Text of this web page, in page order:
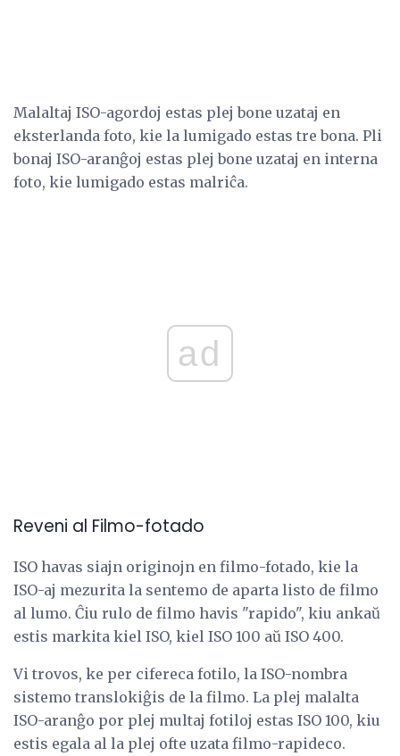
Malaltaj ISO-agordoj estas plej bone uzataj en
eksterlanda foto, kie la lumigado estas tre bona. Pli
bonaj ISO-aranĝoj estas plej bone uzataj en interna
foto, kie lumigado estas malriĉa.
ad
Reveni al Filmo-fotado
ISO havas siajn originojn en filmo-fotado, kie la
ISO-aj mezurita la sentemo de aparta listo de filmo
al lumo. Ĉiu rulo de filmo havis "rapido", kiu ankaŭ
estis markita kiel ISO, kiel ISO 100 aŭ ISO 400.
Vi trovos, ke per cifereca fotilo, la ISO-nombra
sistemo translokiĝis de la filmo. La plej malalta
ISO-aranĝo por plej multaj fotiloj estas ISO 100, kiu
estis egala al la plej ofte uzata filmo-rapideco.